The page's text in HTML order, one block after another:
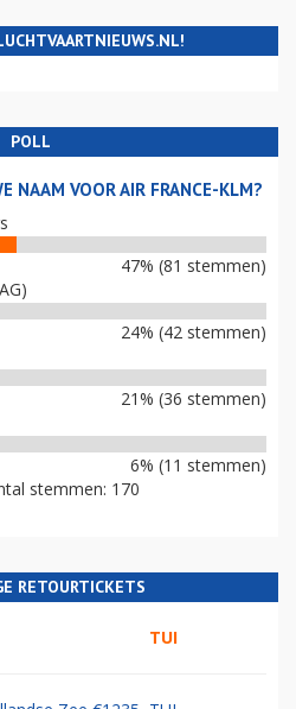
POLL
NAAM VOOR AIR FRANCE-KLM?
47% (81 stemmen)
24% (42 stemmen)
21% (36 stemmen)
6% (11 stemmen)
stemmen: 170
RETOURTICKETS
TUI